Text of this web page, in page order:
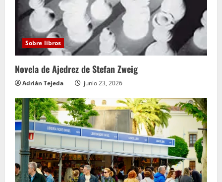
Sobre libros
Novela de Ajedrez de Stefan Zweig
Adrián Tejeda junio 23, 2026